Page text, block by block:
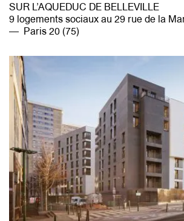
SUR L’AQUEDUC DE BELLEVILLE
9 logements sociaux au 29 rue de la
Paris 20 (75)